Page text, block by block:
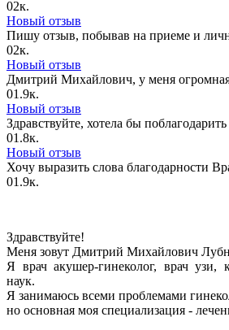
02к.
Новый отзыв
Пишу отзыв, побывав на приеме и
02к.
Новый отзыв
Дмитрий Михайлович, у меня огромная
01.9к.
Новый отзыв
Здравствуйте, хотела бы
01.8к.
Новый отзыв
Хочу выразить слова благодарности
01.9к.
Здравствуйте!
Меня зовут Дмитрий Михайлович
Я врач акушер-гинеколог, врач узи,
наук.
Я занимаюсь всеми проблемами
но основная моя специализация -